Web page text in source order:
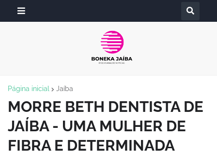
Página inicial Jaíba
MORRE BETH DENTISTA DE
JAÍBA - UMA MULHER DE
FIBRA E DETERMINADA